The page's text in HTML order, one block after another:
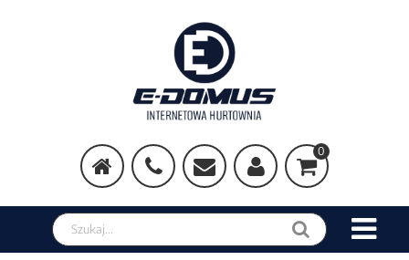
0
Szukaj w sklepie